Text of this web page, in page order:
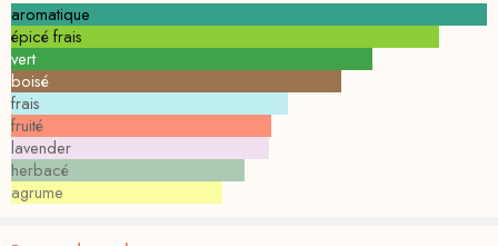
aromatique
épicé frais
vert
boisé
frais
fruité
lavender
herbacé
agrume